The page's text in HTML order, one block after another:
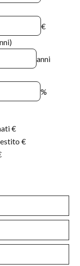
€
anni
%
€
€